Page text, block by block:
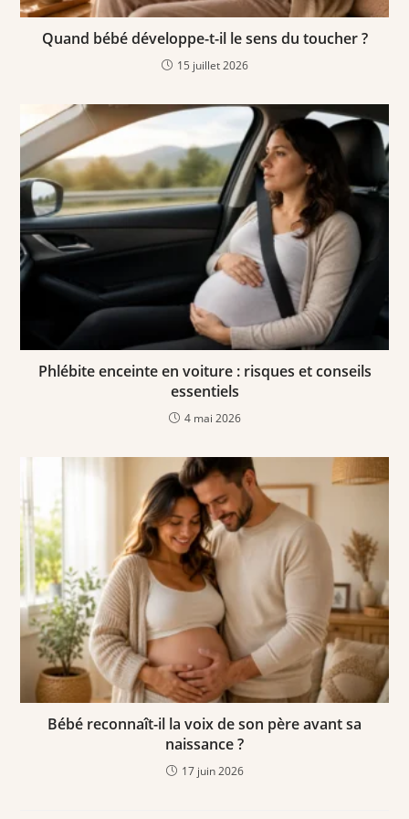
Quand bébé développe-t-il le sens du toucher ?
15 juillet 2026
Phlébite enceinte en voiture : risques et conseils
essentiels
4 mai 2026
Bébé reconnaît-il la voix de son père avant sa
naissance ?
17 juin 2026